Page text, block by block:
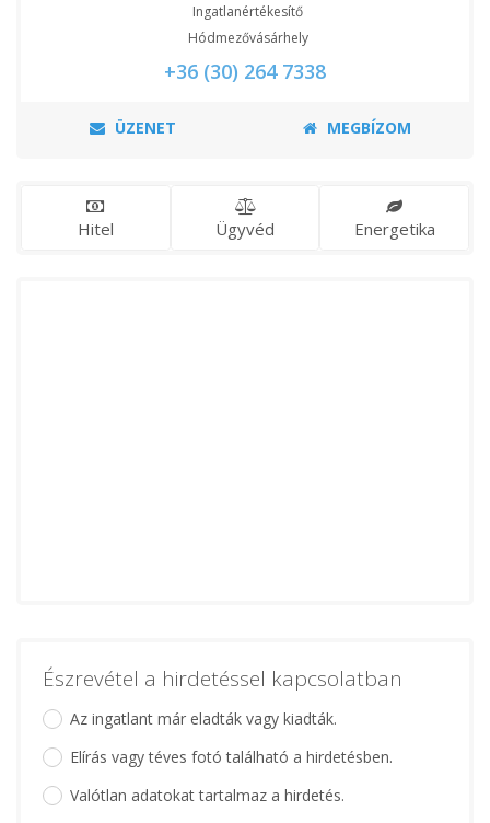
Ingatlanértékesítő
Hódmezővásárhely
+36 (30) 264 7338
ÜZENET MEGBÍZOM
Hitel Ügyvéd Energetika
Észrevétel a hirdetéssel kapcsolatban
Az ingatlant már eladták vagy kiadták.
Elírás vagy téves fotó található a hirdetésben.
Valótlan adatokat tartalmaz a hirdetés.